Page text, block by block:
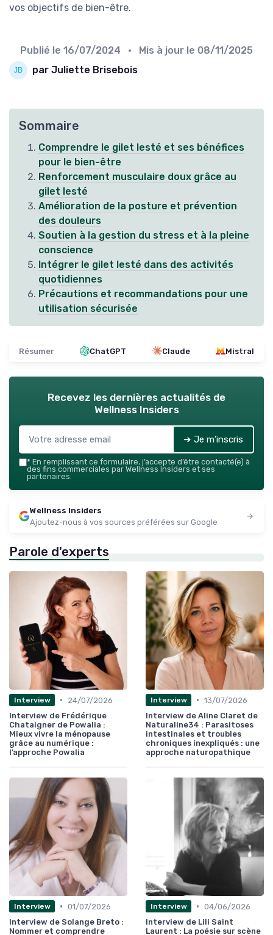
vos objectifs de bien-être.
Publié le 16/07/2024 • Mis à jour le 08/11/2025
par Juliette Brisebois
Sommaire
Comprendre le gilet lesté et ses bénéfices
pour le bien-être
Renforcement musculaire doux grâce au
gilet lesté
Amélioration de la posture et prévention
des douleurs
Soutien à la gestion du stress et à la pleine
conscience
Intégrer le gilet lesté dans des activités
quotidiennes
Précautions et recommandations pour une
utilisation sécurisée
Résumer ChatGPT Claude Mistral
Recevez les dernières actualités de
Wellness Insiders
➔ Je m'inscris
* En remplissant ce formulaire, j’accepte d’être contacté(e) à
des fins commerciales par Wellness Insiders et ses
partenaires.
Wellness Insiders
Ajoutez-nous à vos sources préférées sur Google
Parole d'experts
Interview •
24/07/2026
Interview de Frédérique
Chataigner de Powalia :
Mieux vivre la ménopause
grâce au numérique :
l’approche Powalia
Interview • 13/07/2026
Interview de Aline Claret de
Naturaline34 : Parasitoses
intestinales et troubles
chroniques inexpliqués : une
approche naturopathique
Interview • 01/07/2026
Interview de Solange Breto :
Nommer et comprendre
Interview • 04/06/2026
Interview de Lili Saint
Laurent : La poésie sur scène